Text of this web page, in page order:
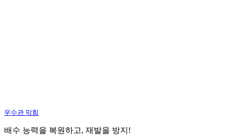
우수관 막힘
배수 능력을 복원하고, 재발을 방지!